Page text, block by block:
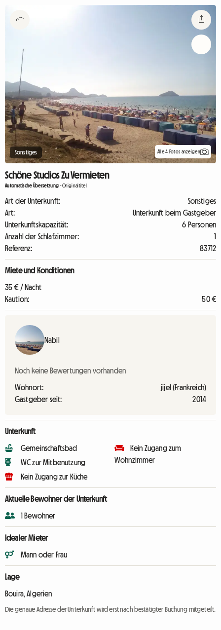
Sonstiges Alle 4 Fotos anzeigen
Schöne Studios Zu Vermieten
Automatische Übersetzung -Originaltitel
Art der Unterkunft:
Sonstiges
Art:
Unterkunft beim Gastgeber
Unterkunftskapazität:
6 Personen
Anzahl der Schlafzimmer:
1
Referenz:
83712
Miete und Konditionen
35 € / Nacht
Kaution:
50 €
Nabil
Noch keine Bewertungen vorhanden
Wohnort:
jijel (Frankreich)
Gastgeber seit:
2014
Unterkunft
Gemeinschaftsbad
WC zur Mitbenutzung
Kein Zugang zur Küche
Kein Zugang zum
Wohnzimmer
Aktuelle Bewohner der Unterkunft
1 Bewohner
Idealer Mieter
Mann oder Frau
Lage
Bouira, Algerien
Die genaue Adresse der Unterkunft wird erst nach bestätigter Buchung mitgeteilt.